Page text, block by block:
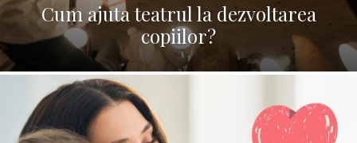
Cum ajuta teatrul la dezvoltarea
copiilor?